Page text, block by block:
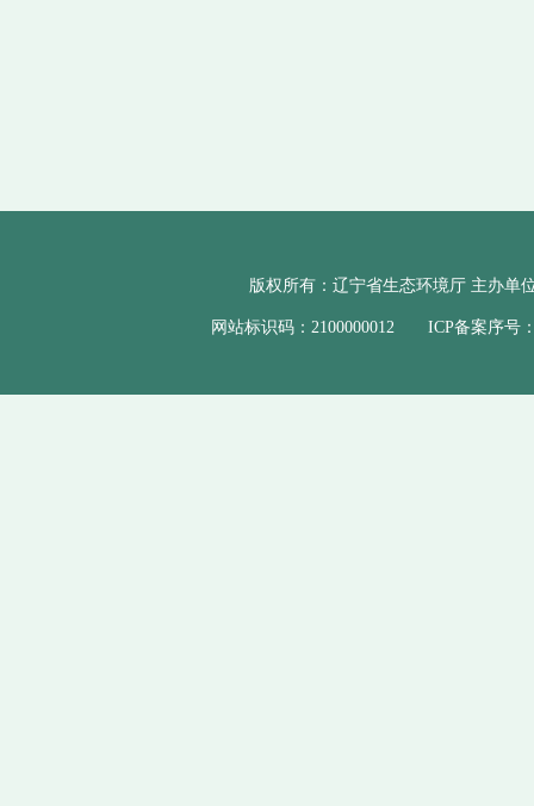
版权所有：辽宁省生态环境厅 主办单
网站标识码：2100000012 ICP备案序